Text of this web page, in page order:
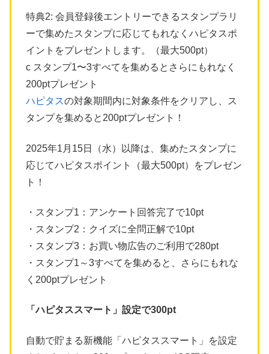
特典2: 会員登録後エントリーできるスタンプラリ
ーで集めたスタンプに応じてもれなくハピタスポ
イントをプレゼントします。（最大500pt）
c スタンプ1〜3すべてを集めるとさらにもれなく
200ptプレゼント
ハピタスの対象期間内に対象条件をクリアし、ス
タンプを集めると200ptプレゼント！
2025年1月15日（水）以降は、集めたスタンプに
応じてハピタスポイント（最大500pt）をプレゼン
ト！
・スタンプ1：アンケート回答完了で10pt
・スタンプ2：クイズに全問正解で10pt
・スタンプ3：お買い物広告のご利用で280pt
・スタンプ1～3すべてを集めると、さらにもれな
く200ptプレゼント
「ハピタススマート」設定で300pt
自動で貯まる新機能「ハピタススマート」を設定